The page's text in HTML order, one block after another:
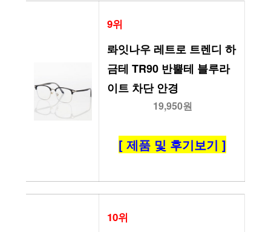
9위
롸잇나우 레트로 트렌디 하
금테 TR90 반뿔테 블루라
이트 차단 안경
19,950원
[ 제품 및 후기보기 ]
10위